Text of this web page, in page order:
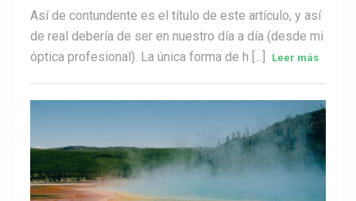
Así de contundente es el título de este artículo, y así
de real debería de ser en nuestro día a día (desde mi
óptica profesional). La única forma de h [...]
Leer más